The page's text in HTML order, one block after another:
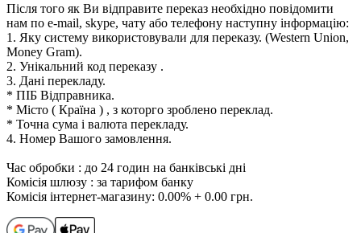
Після того як Ви відправите переказ необхідно повідомити
нам по e-mail, skype, чату або телефону наступну інформацію:
1. Яку систему використовували для переказу. (Western Union,
Money Gram).
2. Унікальний код переказу .
3. Дані перекладу.
* ПІБ Відправника.
* Місто ( Країна ) , з которго зроблено переклад.
* Точна сума і валюта перекладу.
4. Номер Вашого замовлення.
Час обробки : до 24 годин на банківські дні
Комісія шлюзу : за тарифом банку
Комісія інтернет-магазину: 0.00% + 0.00 грн.